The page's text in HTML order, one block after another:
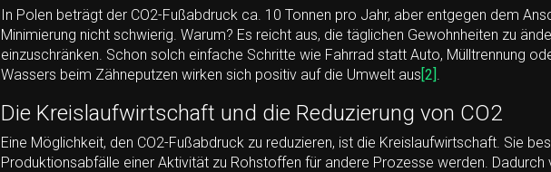
In Polen beträgt der CO2-Fußabdruck ca. 10 Tonnen pro Jahr, aber entgegen dem
Minimierung nicht schwierig. Warum? Es reicht aus, die täglichen Gewohnheiten zu
einzuschränken. Schon solch einfache Schritte wie Fahrrad statt Auto, Mülltrennung
Wassers beim Zähneputzen wirken sich positiv auf die Umwelt aus[2].
Die Kreislaufwirtschaft und die Reduzierung von CO2
Eine Möglichkeit, den CO2-Fußabdruck zu reduzieren, ist die Kreislaufwirtschaft. Sie
Produktionsabfälle einer Aktivität zu Rohstoffen für andere Prozesse werden. Dadurch